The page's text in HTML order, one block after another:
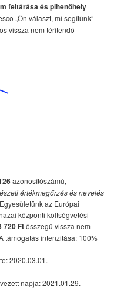
feltárása és pihenőhely
„Ön választ, mi segítünk”
vissza nem térítendő
azonosítószámú,
értékmegőrzés és nevelés
az Európai
központi költségvetési
720 Ftösszegű vissza nem
támogatás intenzitása: 100%
2020.03.01.
napja: 2021.01.29.